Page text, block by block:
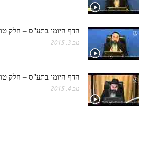
הדף היומי בתע"ס – חלק
נוב 3, 2015
הדף היומי בתע"ס – חלק
נוב 4, 2015